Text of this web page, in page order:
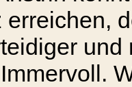
erreichen,
und